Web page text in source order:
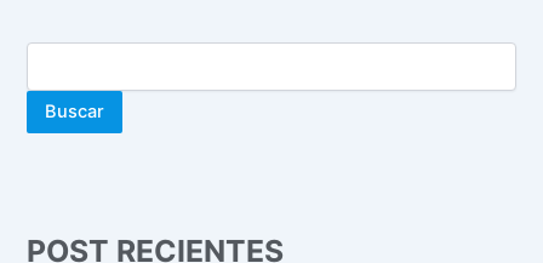
Buscar
POST RECIENTES